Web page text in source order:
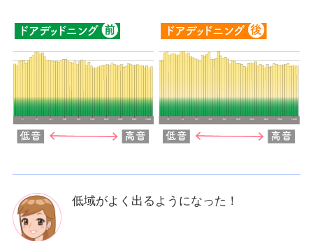
低域がよく出るようになった！